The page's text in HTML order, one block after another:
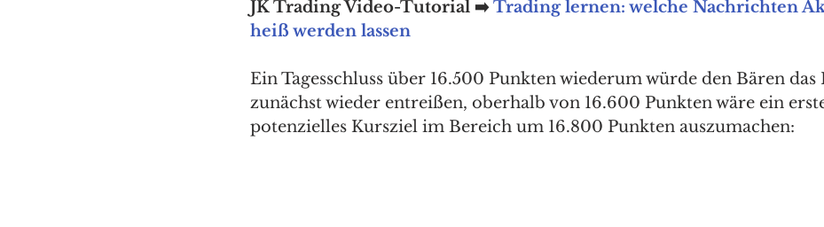
JK Trading Video-Tutorial ➡️ Trading lernen: welche Nachrichten
heiß werden lassen
Ein Tagesschluss über 16.500 Punkten wiederum würde den Bären das
zunächst wieder entreißen, oberhalb von 16.600 Punkten wäre ein
potenzielles Kursziel im Bereich um 16.800 Punkten auszumachen: